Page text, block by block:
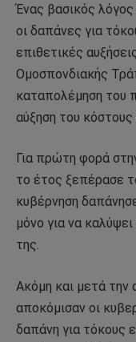
Ένας βασικός
οι δαπάνες για
επιθετικές
Ομοσπονδιακής
καταπολέμηση του
αύξηση του κόστους
Για πρώτη φορά
το έτος ξεπέρασε
κυβέρνηση
μόνο για να
της.
Ακόμη και μετά
αποκόμισαν οι
δαπάνη για τόκους